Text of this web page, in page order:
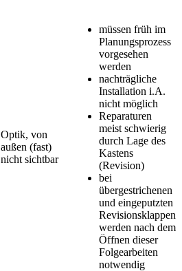
Optik, von
außen (fast)
nicht sichtbar
müssen früh im
Planungsprozess
vorgesehen
werden
nachträgliche
Installation i.A.
nicht möglich
Reparaturen
meist schwierig
durch Lage des
Kastens
(Revision)
bei
übergestrichenen
und eingeputzten
Revisionsklappen
werden nach dem
Öffnen dieser
Folgearbeiten
notwendig